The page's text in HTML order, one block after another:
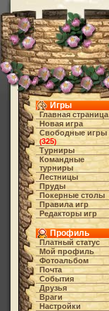
Игры
Главная страница
Новая игра
Свободные игры
(325)
Турниры
Командные
турниры
Лестницы
Пруды
Покерные столы
Правила игр
Редакторы игр
Профиль
Платный статус
Мой профиль
Фотоальбом
Почта
События
Друзья
Враги
Настройки